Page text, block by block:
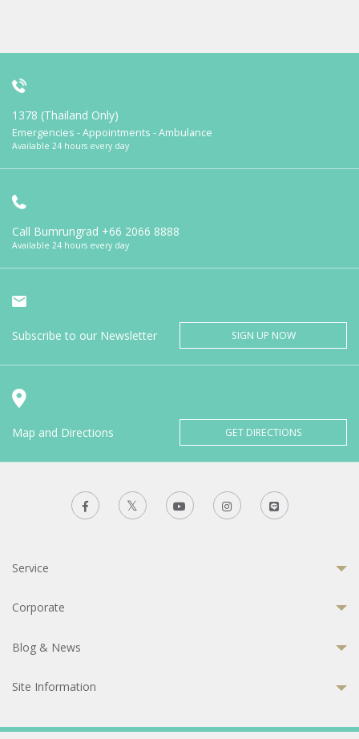
1378 (Thailand Only)
Emergencies - Appointments - Ambulance
Available 24 hours every day
Call Bumrungrad +66 2066 8888
Available 24 hours every day
Subscribe to our Newsletter SIGN UP NOW
Map and Directions GET DIRECTIONS
Service
Corporate
Blog & News
Site Information